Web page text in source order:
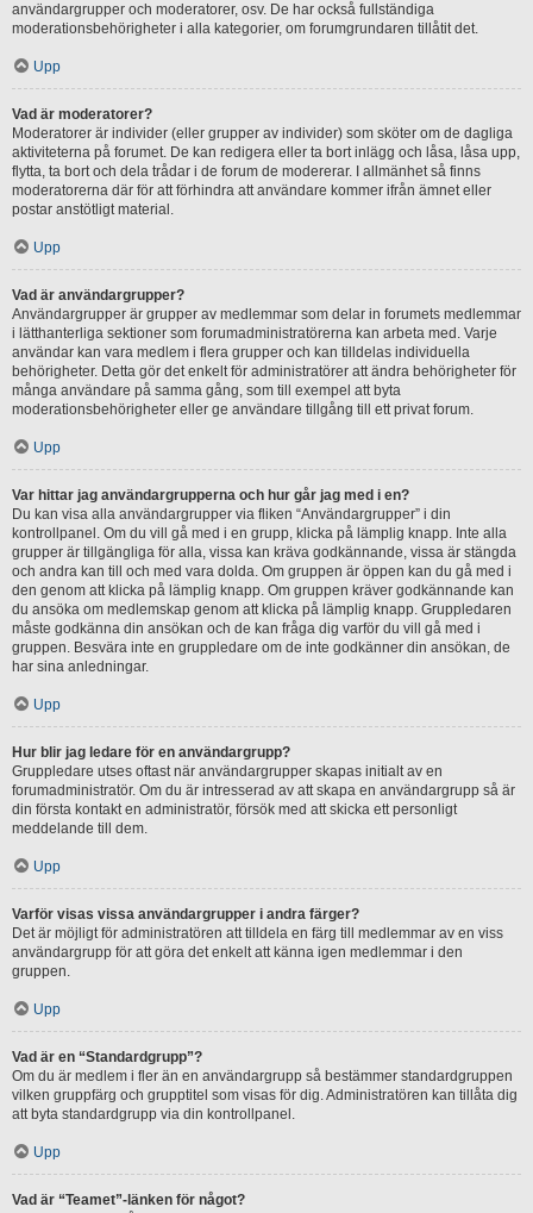
användargrupper och moderatorer, osv. De har också fullständiga
moderationsbehörigheter i alla kategorier, om forumgrundaren tillåtit det.
Upp
Vad är moderatorer?
Moderatorer är individer (eller grupper av individer) som sköter om de dagliga
aktiviteterna på forumet. De kan redigera eller ta bort inlägg och låsa, låsa upp,
flytta, ta bort och dela trådar i de forum de modererar. I allmänhet så finns
moderatorerna där för att förhindra att användare kommer ifrån ämnet eller
postar anstötligt material.
Upp
Vad är användargrupper?
Användargrupper är grupper av medlemmar som delar in forumets medlemmar
i lätthanterliga sektioner som forumadministratörerna kan arbeta med. Varje
användar kan vara medlem i flera grupper och kan tilldelas individuella
behörigheter. Detta gör det enkelt för administratörer att ändra behörigheter för
många användare på samma gång, som till exempel att byta
moderationsbehörigheter eller ge användare tillgång till ett privat forum.
Upp
Var hittar jag användargrupperna och hur går jag med i en?
Du kan visa alla användargrupper via fliken “Användargrupper” i din
kontrollpanel. Om du vill gå med i en grupp, klicka på lämplig knapp. Inte alla
grupper är tillgängliga för alla, vissa kan kräva godkännande, vissa är stängda
och andra kan till och med vara dolda. Om gruppen är öppen kan du gå med i
den genom att klicka på lämplig knapp. Om gruppen kräver godkännande kan
du ansöka om medlemskap genom att klicka på lämplig knapp. Gruppledaren
måste godkänna din ansökan och de kan fråga dig varför du vill gå med i
gruppen. Besvära inte en gruppledare om de inte godkänner din ansökan, de
har sina anledningar.
Upp
Hur blir jag ledare för en användargrupp?
Gruppledare utses oftast när användargrupper skapas initialt av en
forumadministratör. Om du är intresserad av att skapa en användargrupp så är
din första kontakt en administratör, försök med att skicka ett personligt
meddelande till dem.
Upp
Varför visas vissa användargrupper i andra färger?
Det är möjligt för administratören att tilldela en färg till medlemmar av en viss
användargrupp för att göra det enkelt att känna igen medlemmar i den
gruppen.
Upp
Vad är en “Standardgrupp”?
Om du är medlem i fler än en användargrupp så bestämmer standardgruppen
vilken gruppfärg och grupptitel som visas för dig. Administratören kan tillåta dig
att byta standardgrupp via din kontrollpanel.
Upp
Vad är “Teamet”-länken för något?